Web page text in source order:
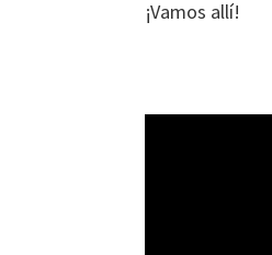
¡Vamos allí!